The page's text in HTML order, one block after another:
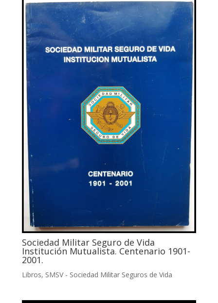
Sociedad Militar Seguro de Vida
Institución Mutualista. Centenario 1901-
2001.
Libros, SMSV - Sociedad Militar Seguros de Vida